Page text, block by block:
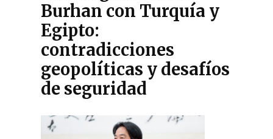
Burhan con Turquía y
Egipto:
contradicciones
geopolíticas y desafíos
de seguridad